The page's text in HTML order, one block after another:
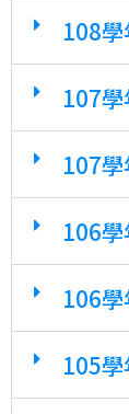
108
107
107
106
106
105